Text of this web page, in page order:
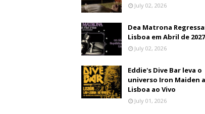
July 02, 2026
Dea Matrona
Lisboa em Abril de 2027
July 02, 2026
Eddie's Dive Bar leva o
universo Iron Maiden
Lisboa ao Vivo
July 01, 2026